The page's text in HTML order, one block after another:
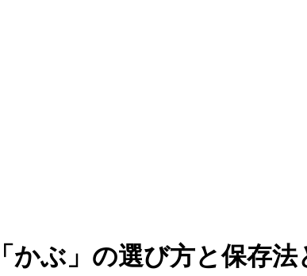
かぶ」の選び方と保存法